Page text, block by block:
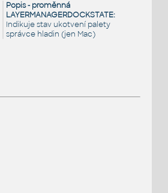
Popis - proměnná
LAYERMANAGERDOCKSTATE:
Indikuje stav ukotvení palety
správce hladin (jen Mac)